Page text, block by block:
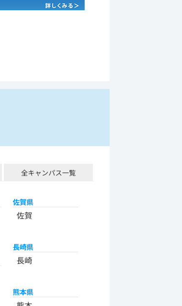
全キャンパス一覧
佐賀県
佐賀
長崎県
長崎
熊本県